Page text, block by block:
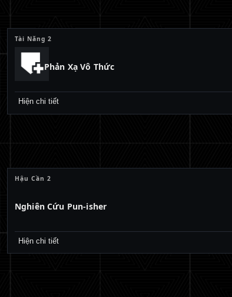
Tài Năng 2
Phản Xạ Vô Thức
Hiện chi tiết
Hậu Cần 2
Nghiên Cứu Pun-isher
Hiện chi tiết